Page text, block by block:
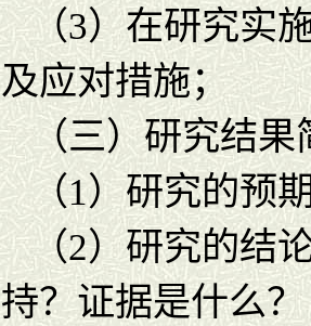
（3）在研究实
及应对措施；
（三）研究结果
（1）研究的预
（2）研究的结
持？证据是什么？